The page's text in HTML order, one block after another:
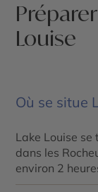
Louise
Où se situe
Lake Louise
dans les
environ 2